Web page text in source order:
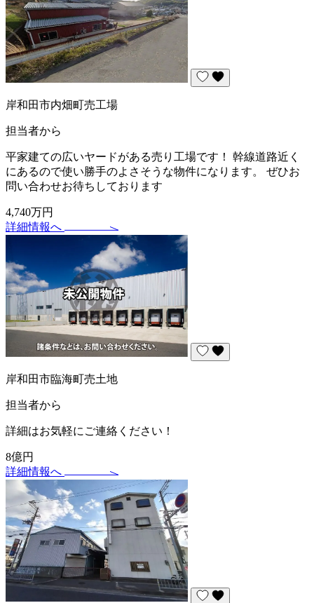
岸和田市内畑町売工場
担当者から
平家建ての広いヤードがある売り工場です！ 幹線道路近く
にあるので使い勝手のよさそうな物件になります。 ぜひお
問い合わせお待ちしております
4,740万円
詳細情報へ
岸和田市臨海町売土地
担当者から
詳細はお気軽にご連絡ください！
8億円
詳細情報へ